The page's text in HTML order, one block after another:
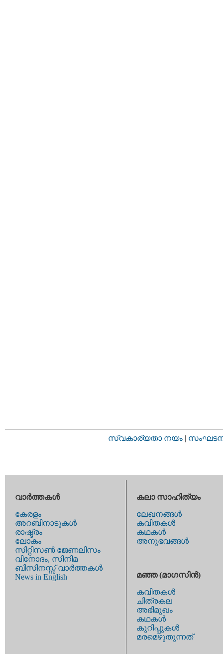
സ്വകാര്യതാ നയം |
വാര്‍ത്തകള്‍
കേരളം
അറബിനാടുകള്‍
രാഷ്ട്രം
ലോകം
സിറ്റിസണ്‍ ജേണലിസം
വിനോദം, സിനിമ
ബിസിനസ്സ് വാര്‍ത്തകള്‍
News in English
കലാ സാഹിത്യം
ലേഖനങ്ങള്‍
കവിതകള്‍
കഥകള്‍
അനുഭവങ്ങള്‍
മഞ്ഞ (മാഗസിന്‍)
കവിതകള്‍
ചിത്രകല
അഭിമുഖം
കഥകള്‍
കുറിപ്പുകള്‍
മരമെഴുതുന്നത്